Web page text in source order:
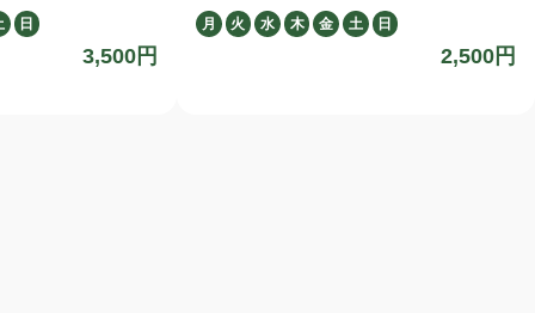
日本語で実施され
様にも安心してお
多言語音声ガイド
日
3,500円
谷のガイドツアーは、日本語でご案内いた
します。 こちらは、日本語の読み書きが
可能な海外のお客様向けに、ガイド内容を
月 火 水 木 金 土 日
2,500円